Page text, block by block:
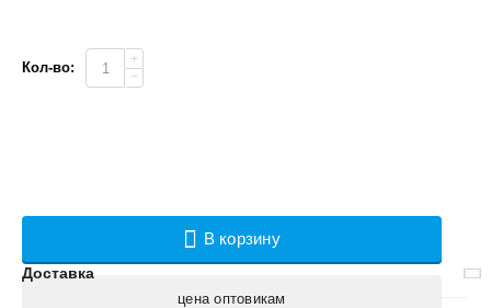
Кол-во:
+
−
В корзину
цена оптовикам
Доставка